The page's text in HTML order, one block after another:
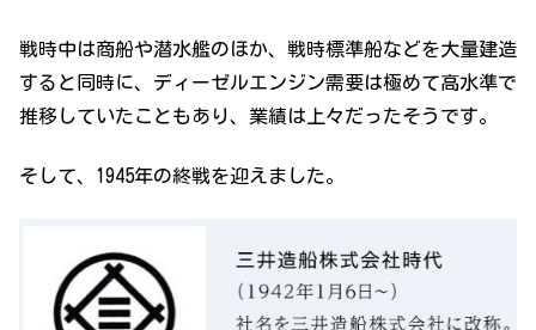
戦時中は商船や潜水艦のほか、戦時標準船などを大量建造
すると同時に、ディーゼルエンジン需要は極めて高水準で
推移していたこともあり、業績は上々だったそうです。
そして、1945年の終戦を迎えました。